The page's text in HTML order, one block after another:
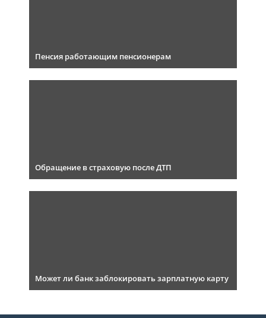
Пенсия работающим пенсионерам
Обращение в страховую после ДТП
Может ли банк заблокировать зарплатную карту